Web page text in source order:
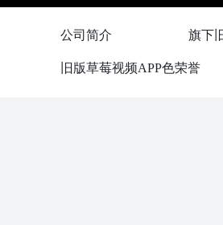
公司简介 旗下
旧版草莓视频APP色荣誉